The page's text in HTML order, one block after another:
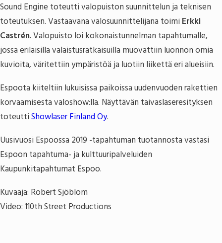
Sound Engine toteutti valopuiston suunnittelun ja teknisen
toteutuksen. Vastaavana valosuunnittelijana toimi Erkki
Castrén. Valopuisto loi kokonaistunnelman tapahtumalle,
jossa erilaisilla valaistusratkaisuilla muovattiin luonnon omia
kuvioita, väritettiin ympäristöä ja luotiin liikettä eri alueisiin.
Espoota kiiteltiin lukuisissa paikoissa uudenvuoden rakettien
korvaamisesta valoshow:lla. Näyttävän taivaslaseresityksen
toteuttiShowlaser Finland Oy.
Uusivuosi Espoossa 2019 -tapahtuman tuotannosta vastasi
Espoon tapahtuma- ja kulttuuripalveluiden
Kaupunkitapahtumat Espoo.
Kuvaaja: Robert Sjöblom
Video: 110th Street Productions